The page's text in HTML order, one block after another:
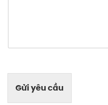
Gửi yêu cầu